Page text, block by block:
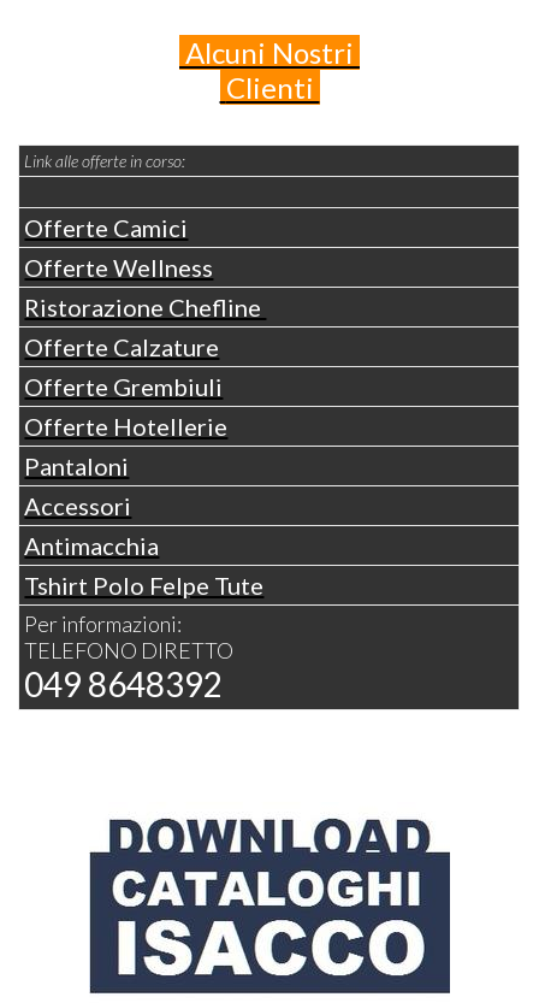
Alcuni Nostri
Clienti
Link alle offerte in corso:
Offerte Camici
Offerte Wellness
Ristorazione Chefline
Offerte Calzature
Offerte Grembiuli
Offerte Hotellerie
Pantaloni
Accessori
Antimacchia
Tshirt Polo Felpe Tute
Per informazioni:
TELEFONO DIRETTO
049 8648392